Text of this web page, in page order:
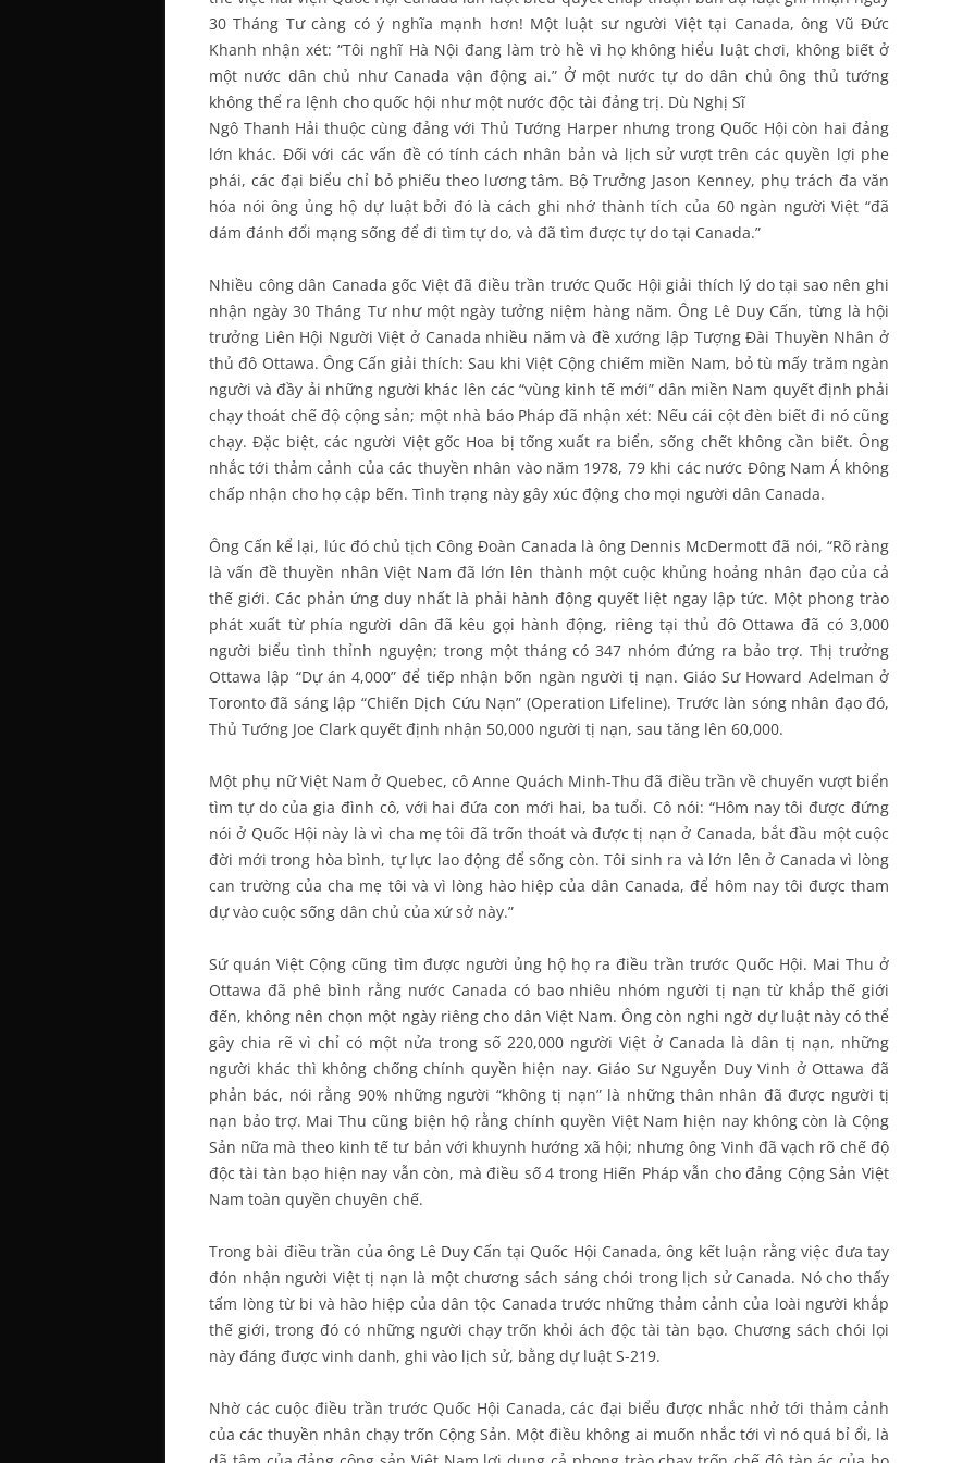
30 Tháng Tư càng có ý nghĩa mạnh hơn! Một luật sư người Việt tại Canada, ông Vũ Ðức
Khanh nhận xét: “Tôi nghĩ Hà Nội đang làm trò hề vì họ không hiểu luật chơi, không biết ở
một nước dân chủ như Canada vận động ai.” Ở một nước tự do dân chủ ông thủ tướng
không thể ra lệnh cho quốc hội như một nước độc tài đảng trị. Dù Nghị Sĩ
Ngô Thanh Hải thuộc cùng đảng với Thủ Tướng Harper nhưng trong Quốc Hội còn hai đảng
lớn khác. Ðối với các vấn đề có tính cách nhân bản và lịch sử vượt trên các quyền lợi phe
phái, các đại biểu chỉ bỏ phiếu theo lương tâm. Bộ Trưởng Jason Kenney, phụ trách đa văn
hóa nói ông ủng hộ dự luật bởi đó là cách ghi nhớ thành tích của 60 ngàn người Việt “đã
dám đánh đổi mạng sống để đi tìm tự do, và đã tìm được tự do tại Canada.”
Nhiều công dân Canada gốc Việt đã điều trần trước Quốc Hội giải thích lý do tại sao nên ghi
nhận ngày 30 Tháng Tư như một ngày tưởng niệm hàng năm. Ông Lê Duy Cấn, từng là hội
trưởng Liên Hội Người Việt ở Canada nhiều năm và đề xướng lập Tượng Ðài Thuyền Nhân ở
thủ đô Ottawa. Ông Cấn giải thích: Sau khi Việt Cộng chiếm miền Nam, bỏ tù mấy trăm ngàn
người và đầy ải những người khác lên các “vùng kinh tế mới” dân miền Nam quyết định phải
chạy thoát chế độ cộng sản; một nhà báo Pháp đã nhận xét: Nếu cái cột đèn biết đi nó cũng
chạy. Ðặc biệt, các người Việt gốc Hoa bị tống xuất ra biển, sống chết không cần biết. Ông
nhắc tới thảm cảnh của các thuyền nhân vào năm 1978, 79 khi các nước Ðông Nam Á không
chấp nhận cho họ cập bến. Tình trạng này gây xúc động cho mọi người dân Canada.
Ông Cấn kể lại, lúc đó chủ tịch Công Ðoàn Canada là ông Dennis McDermott đã nói, “Rõ ràng
là vấn đề thuyền nhân Việt Nam đã lớn lên thành một cuộc khủng hoảng nhân đạo của cả
thế giới. Các phản ứng duy nhất là phải hành động quyết liệt ngay lập tức. Một phong trào
phát xuất từ phía người dân đã kêu gọi hành động, riêng tại thủ đô Ottawa đã có 3,000
người biểu tình thỉnh nguyện; trong một tháng có 347 nhóm đứng ra bảo trợ. Thị trưởng
Ottawa lập “Dự án 4,000” để tiếp nhận bốn ngàn người tị nạn. Giáo Sư Howard Adelman ở
Toronto đã sáng lập “Chiến Dịch Cứu Nạn” (Operation Lifeline). Trước làn sóng nhân đạo đó,
Thủ Tướng Joe Clark quyết định nhận 50,000 người tị nạn, sau tăng lên 60,000.
Một phụ nữ Việt Nam ở Quebec, cô Anne Quách Minh-Thu đã điều trần về chuyến vượt biển
tìm tự do của gia đình cô, với hai đứa con mới hai, ba tuổi. Cô nói: “Hôm nay tôi được đứng
nói ở Quốc Hội này là vì cha mẹ tôi đã trốn thoát và được tị nạn ở Canada, bắt đầu một cuộc
đời mới trong hòa bình, tự lực lao động để sống còn. Tôi sinh ra và lớn lên ở Canada vì lòng
can trường của cha mẹ tôi và vì lòng hào hiệp của dân Canada, để hôm nay tôi được tham
dự vào cuộc sống dân chủ của xứ sở này.”
Sứ quán Việt Cộng cũng tìm được người ủng hộ họ ra điều trần trước Quốc Hội. Mai Thu ở
Ottawa đã phê bình rằng nước Canada có bao nhiêu nhóm người tị nạn từ khắp thế giới
đến, không nên chọn một ngày riêng cho dân Việt Nam. Ông còn nghi ngờ dự luật này có thể
gây chia rẽ vì chỉ có một nửa trong số 220,000 người Việt ở Canada là dân tị nạn, những
người khác thì không chống chính quyền hiện nay. Giáo Sư Nguyễn Duy Vinh ở Ottawa đã
phản bác, nói rằng 90% những người “không tị nạn” là những thân nhân đã được người tị
nạn bảo trợ. Mai Thu cũng biện hộ rằng chính quyền Việt Nam hiện nay không còn là Cộng
Sản nữa mà theo kinh tế tư bản với khuynh hướng xã hội; nhưng ông Vinh đã vạch rõ chế độ
độc tài tàn bạo hiện nay vẫn còn, mà điều số 4 trong Hiến Pháp vẫn cho đảng Cộng Sản Việt
Nam toàn quyền chuyên chế.
Trong bài điều trần của ông Lê Duy Cấn tại Quốc Hội Canada, ông kết luận rằng việc đưa tay
đón nhận người Việt tị nạn là một chương sách sáng chói trong lịch sử Canada. Nó cho thấy
tấm lòng từ bi và hào hiệp của dân tộc Canada trước những thảm cảnh của loài người khắp
thế giới, trong đó có những người chạy trốn khỏi ách độc tài tàn bạo. Chương sách chói lọi
này đáng được vinh danh, ghi vào lịch sử, bằng dự luật S-219.
Nhờ các cuộc điều trần trước Quốc Hội Canada, các đại biểu được nhắc nhở tới thảm cảnh
của các thuyền nhân chạy trốn Cộng Sản. Một điều không ai muốn nhắc tới vì nó quá bỉ ổi, là